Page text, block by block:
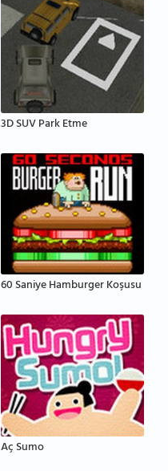
3D SUV Park Etme
60 Saniye Hamburger Koşusu
Aç Sumo